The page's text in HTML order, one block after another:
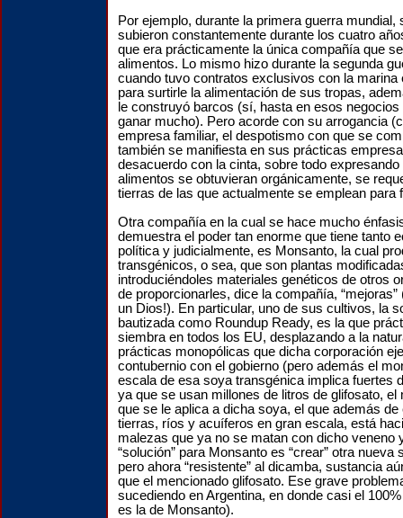
Por ejemplo, durante la primera guerra mundial,
subieron constantemente durante los cuatro
que era prácticamente la única compañía que
alimentos. Lo mismo hizo durante la segunda
cuando tuvo contratos exclusivos con la marina
para surtirle la alimentación de sus tropas,
le construyó barcos (sí, hasta en esos
ganar mucho). Pero acorde con su arrogancia
empresa familiar, el despotismo con que se
también se manifiesta en sus prácticas
desacuerdo con la cinta, sobre todo
alimentos se obtuvieran orgánicamente, se
tierras de las que actualmente se emplean para
Otra compañía en la cual se hace mucho
demuestra el poder tan enorme que tiene tanto
política y judicialmente, es Monsanto, la cual
transgénicos, o sea, que son plantas
introduciéndoles materiales genéticos de otros
de proporcionarles, dice la compañía, “mejoras”
un Dios!). En particular, uno de sus cultivos, la
bautizada como Roundup Ready, es la que
siembra en todos los EU, desplazando a la
prácticas monopólicas que dicha corporación
contubernio con el gobierno (pero además el
escala de esa soya transgénica implica fuertes
ya que se usan millones de litros de glifosato, el
que se le aplica a dicha soya, el que además
tierras, ríos y acuíferos en gran escala, está
malezas que ya no se matan con dicho veneno
“solución” para Monsanto es “crear” otra nueva
pero ahora “resistente” al dicamba, sustancia
que el mencionado glifosato. Ese grave
sucediendo en Argentina, en donde casi el
es la de Monsanto).